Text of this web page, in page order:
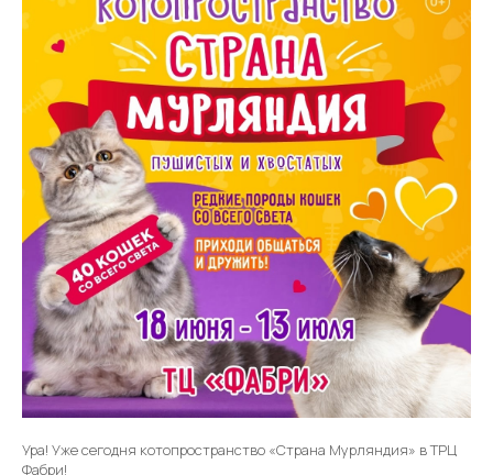
Ура! Уже сегодня котопространство «Страна Мурляндия» в ТРЦ
Фабри!